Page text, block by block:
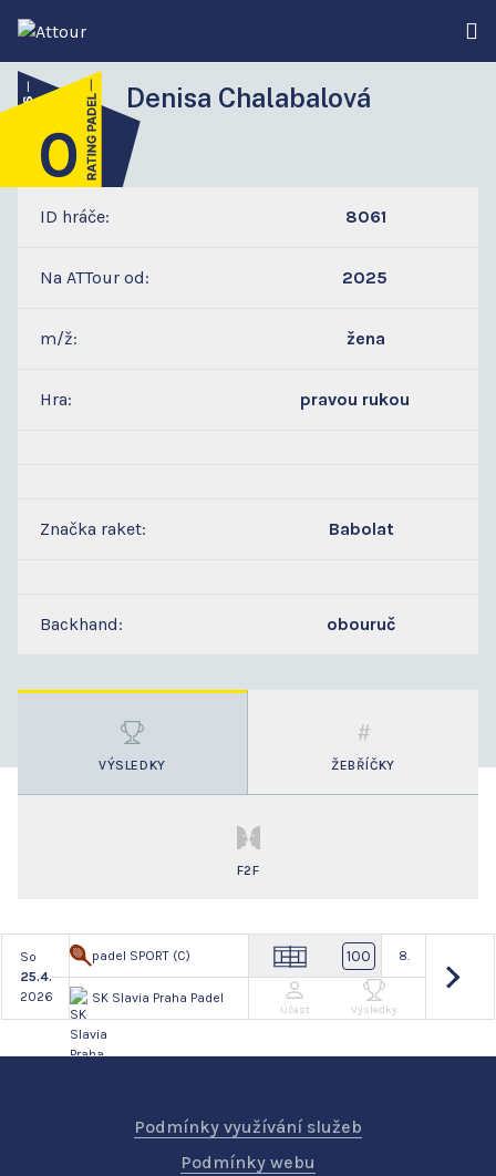
Denisa Chalabalová
0
0
ID hráče: 8061
Na ATTour od: 2025
m/ž: žena
Hra: pravou rukou
Značka raket: Babolat
Backhand: obouruč
VÝSLEDKY ŽEBŘÍČKY
F2F
So
25.4.
2026
padel SPORT (C)
SK Slavia Praha Padel
100 8.
Účast Výsledky
Podmínky využívání služeb
Podmínky webu